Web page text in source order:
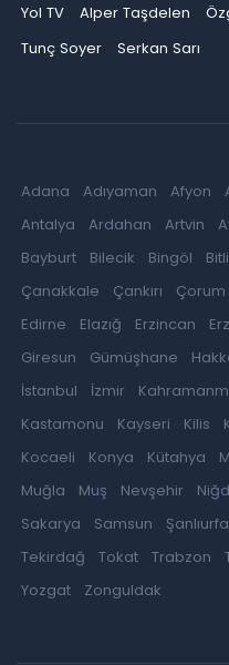
Yol TV
Alper Taşdelen
Tunç Soyer
Serkan Sarı
Adana Adıyaman Afyon
Antalya
Ardahan Artvin
Bayburt
Bilecik Bingöl
Çanakkale
Çankırı Çorum
Edirne
Elazığ Erzincan
Giresun
Gümüşhane
İstanbul
İzmir
Kastamonu
Kayseri Kilis
Kocaeli
Konya Kütahya
Muğla
Muş Nevşehir
Sakarya
Samsun Şanlıurfa
Tekirdağ
Tokat Trabzon
Yozgat
Zonguldak